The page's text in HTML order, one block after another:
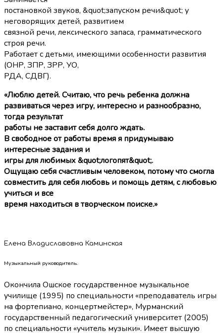
постановкой звуков, &quot;запуском речи&quot; у
неговорящих детей, развитием
связной речи, лексического запаса, грамматического
строя речи.
Работает с детьми, имеющими особенности развития
(ОНР, ЗПР, ЗРР, УО,
РДА, СДВГ).
«Люблю детей. Считаю, что речь ребенка должна
развиваться через игру, интересно и разнообразно,
тогда результат
работы не заставит себя долго ждать.
В свободное от работы время я придумываю
интересные задания и
игры для любимых &quot;логопят&quot;.
Ощущаю себя счастливым человеком, потому что смогла
совместить для себя любовь и помощь детям, с любовью
учиться и все
время находиться в творческом поиске.»
Елена Владиславовна Каминская
Музыкальный руководитель.
Окончила Ошское государственное музыкальное
училище (1995) по специальности «преподаватель игры
на фортепиано, концертмейстер», Мурманский
государственный педагогический университет (2005)
по специальности «учитель музыки». Имеет высшую